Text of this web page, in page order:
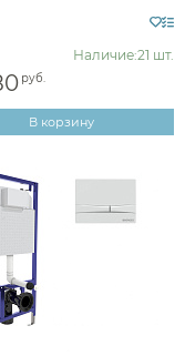
Наличие:21 шт.
руб.
В корзину